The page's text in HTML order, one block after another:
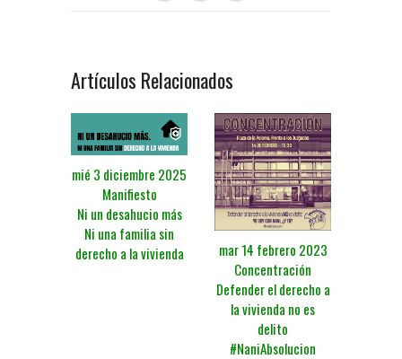
Artículos Relacionados
mié 3 diciembre 2025
Manifiesto
Ni un desahucio más
Ni una familia sin
derecho a la vivienda
mar 14 febrero 2023
Concentración
Defender el derecho a
la vivienda no es
delito
#NaniAbsolucion